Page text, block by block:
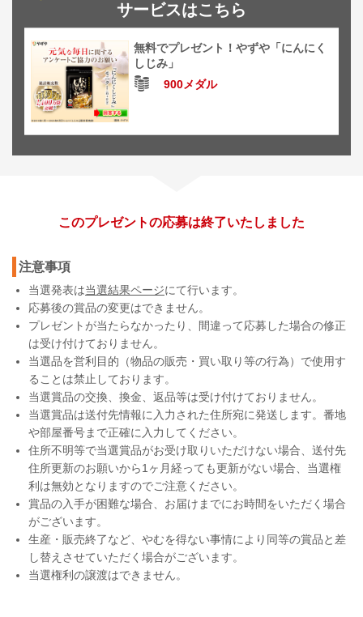
サービスはこちら
無料でプレゼント！やずや「にんにく
しじみ」
900メダル
このプレゼントの応募は終了いたしました
注意事項
当選発表は当選結果ページにて行います。
応募後の賞品の変更はできません。
プレゼントが当たらなかったり、間違って応募した場合の修正
は受け付けておりません。
当選品を営利目的（物品の販売・買い取り等の行為）で使用す
ることは禁止しております。
当選賞品の交換、換金、返品等は受け付けておりません。
当選賞品は送付先情報に入力された住所宛に発送します。番地
や部屋番号まで正確に入力してください。
住所不明等で当選賞品がお受け取りいただけない場合、送付先
住所更新のお願いから1ヶ月経っても更新がない場合、当選権
利は無効となりますのでご注意ください。
賞品の入手が困難な場合、お届けまでにお時間をいただく場合
がございます。
生産・販売終了など、やむを得ない事情により同等の賞品と差
し替えさせていただく場合がございます。
当選権利の譲渡はできません。